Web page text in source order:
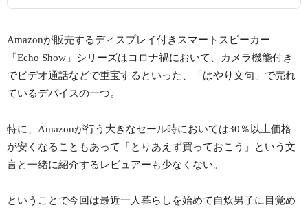
Amazonが販売するディスプレイ付きスマートスピーカー
「Echo Show」シリーズはコロナ禍において、カメラ機能付き
でビデオ通話などで重宝するといった、「はやり文句」で売れ
ているデバイスの一つ。
特に、Amazonが行う大きなセール時においては30％以上価格
が安くなることもあって「とりあえず買っておこう」という文
言と一緒に紹介するレビュアーも少なくない。
ということで今回は最近一人暮らしを始めて自炊男子に目覚め